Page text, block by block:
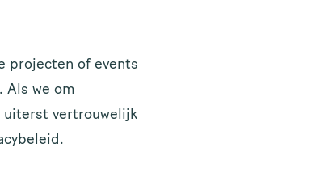
projecten of events
Als we om
uiterst vertrouwelijk